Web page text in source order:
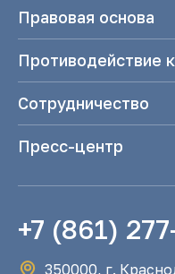
Правовая основа
Противодействие
Сотрудничество
Пресс-центр
+7 (861)
350000, г.